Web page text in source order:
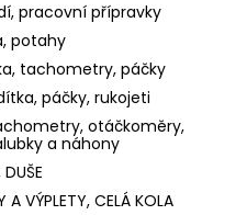
pracovní přípravky
potahy
tachometry, páčky
páčky, rukojeti
otáčkoměry,
a náhony
DUŠE
A VÝPLETY, CELÁ KOLA